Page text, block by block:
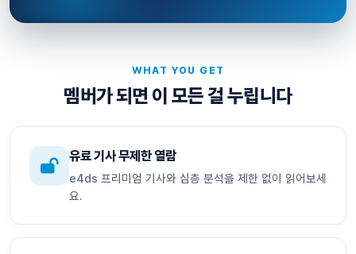
WHAT YOU GET
멤버가 되면 이 모든 걸 누립니다
유료 기사 무제한 열람
e4ds 프리미엄 기사와 심층 분석을 제한 없이 읽어보세
요.